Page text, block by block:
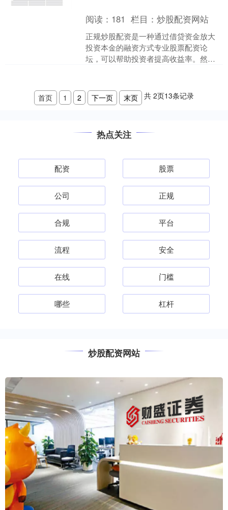
阅读： 181 栏目：炒股配资网站
正规炒股配资是一种通过借贷资金放大
投资本金的融资方式专业股票配资论
坛，可以帮助投资者提高收益率。然
首页 1 2 下一页 末页 共 2页13条记录
热点关注
配资 股票
公司 正规
合规 平台
流程 安全
在线 门槛
哪些 杠杆
炒股配资网站